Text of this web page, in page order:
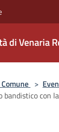
di Venaria
>
bandistico con